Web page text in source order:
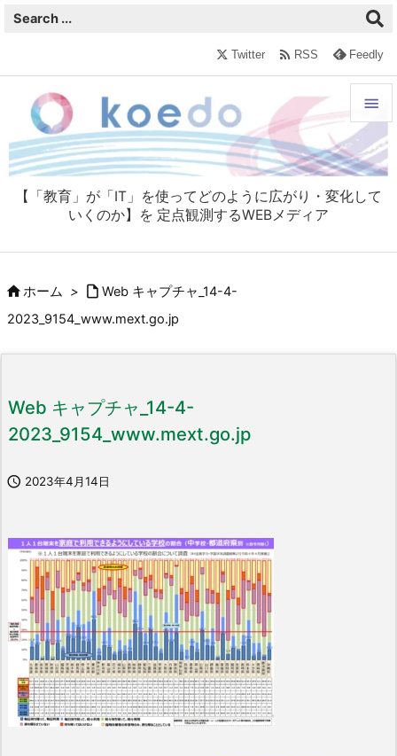
【「教育」が「IT」を使ってどのように広がり・変化して
いくのか】を 定点観測するWEBメディア


メニュ

検索
Twitter  RSS Feedly
ホーム >  Web キャプチャ_14-4-
2023_9154_www.mext.go.jp
Web キャプチャ_14-4-
2023_9154_www.mext.go.jp
 2023年4月14日